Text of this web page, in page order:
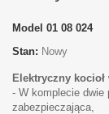
Model 01 08 024
Stan: Nowy
Elektryczny kocioł
- W komplecie dwie
zabezpieczająca,